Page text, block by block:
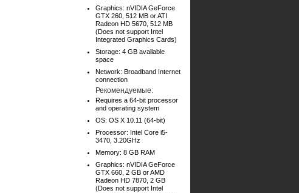
Graphics: nVIDIA GeForce
GTX 260, 512 MB or ATI
Radeon HD 5670, 512 MB
(Does not support Intel
Integrated Graphics Cards)
Storage: 4 GB available
space
Network: Broadband Internet
connection
Рекомендуемые:
Requires a 64-bit processor
and operating system
OS: OS X 10.11 (64-bit)
Processor: Intel Core i5-
3470, 3.20GHz
Memory: 8 GB RAM
Graphics: nVIDIA GeForce
GTX 660, 2 GB or AMD
Radeon HD 7870, 2 GB
(Does not support Intel